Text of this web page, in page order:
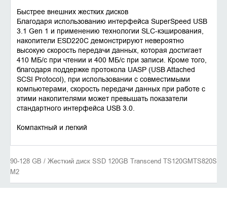
Быстрее внешних жестких дисков
Благодаря использованию интерфейса SuperSpeed USB
3.1 Gen 1 и применению технологии SLC-кэширования,
накопители ESD220C демонстрируют невероятно
высокую скорость передачи данных, которая достигает
410 МБ/с при чтении и 400 МБ/с при записи. Кроме того,
благодаря поддержке протокола UASP (USB Attached
SCSI Protocol), при использовании с совместимыми
компьютерами, скорость передачи данных при работе с
этими накопителями может превышать показатели
стандартного интерфейса USB 3.0.
Компактный и легкий
90-128 GB / Жесткий диск SSD 120GB Transcend TS120GMTS820S
M2